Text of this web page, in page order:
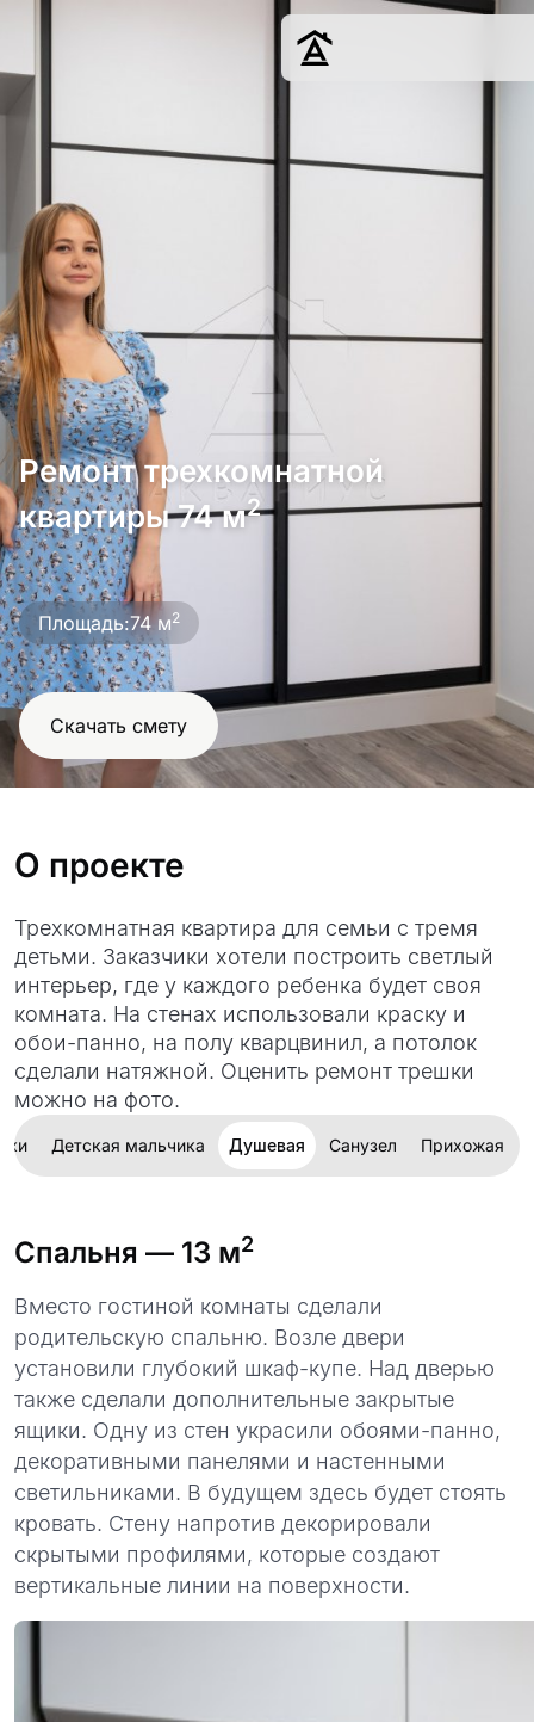
Ремонт
Контакты
г. Краснодар
8 (861) 945-12-
Обсудить
Ремонт трехкомнатной
квартиры 74 м2
Площадь:74 м2
Скачать смету
О проекте
Трехкомнатная квартира для семьи с тремя
детьми. Заказчики хотели построить светлый
интерьер, где у каждого ребенка будет своя
комната. На стенах использовали краску и
обои-панно, на полу кварцвинил, а потолок
сделали натяжной. Оценить ремонт трешки
можно на фото.
Детская мальчика Душевая Санузел Прихожая
Спальня — 13 м2
Вместо гостиной комнаты сделали
родительскую спальню. Возле двери
установили глубокий шкаф-купе. Над дверью
также сделали дополнительные закрытые
ящики. Одну из стен украсили обоями-панно,
декоративными панелями и настенными
светильниками. В будущем здесь будет стоять
кровать. Стену напротив декорировали
скрытыми профилями, которые создают
вертикальные линии на поверхности.